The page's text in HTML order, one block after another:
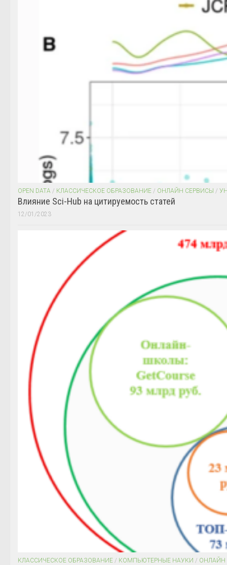
OPEN DATA / КЛАССИЧЕСКОЕ ОБРАЗОВАНИЕ / ОНЛАЙН СЕРВИСЫ /
Влияние Sci-Hub на цитируемость статей
12/01/2023
КЛАССИЧЕСКОЕ ОБРАЗОВАНИЕ / КОМПЬЮТЕРНЫЕ НАУКИ / ОНЛАЙН